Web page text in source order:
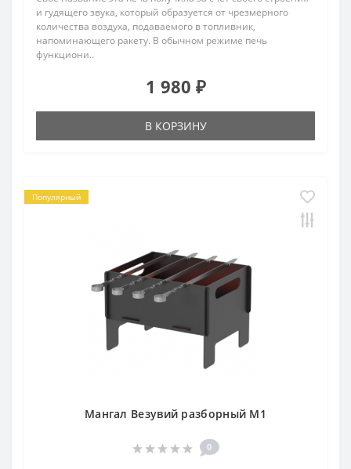
и гудящего звука, который образуется от чрезмерного
количества воздуха, подаваемого в топливник,
напоминающего ракету. В обычном режиме печь
функциони..
1 980 ₽
В КОРЗИНУ
Популярный
Мангал Везувий разборный М1
0